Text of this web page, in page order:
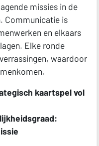
missies in de
Communicatie is
en elkaars
Elke ronde
waardoor
kaartspel vol